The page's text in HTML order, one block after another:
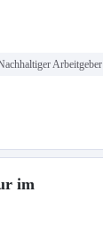
Arbeitgeber
im